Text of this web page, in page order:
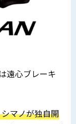
遠心ブレーキ
マノが独自開